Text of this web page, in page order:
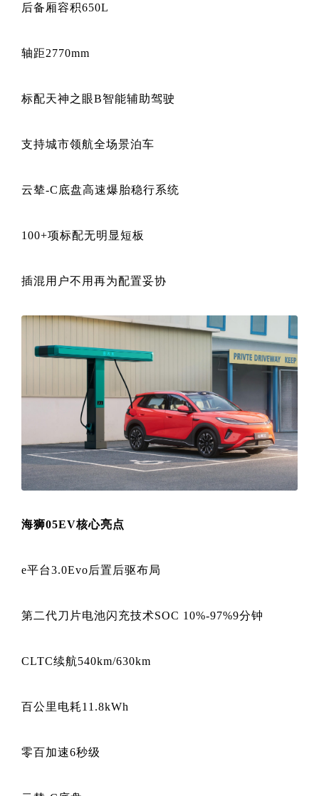
后备厢容积650L
轴距2770mm
标配天神之眼B智能辅助驾驶
支持城市领航全场景泊车
云辇-C底盘高速爆胎稳行系统
100+项标配无明显短板
插混用户不用再为配置妥协
海狮05EV核心亮点
e平台3.0Evo后置后驱布局
第二代刀片电池闪充技术SOC 10%-97%9分钟
CLTC续航540km/630km
百公里电耗11.8kWh
零百加速6秒级